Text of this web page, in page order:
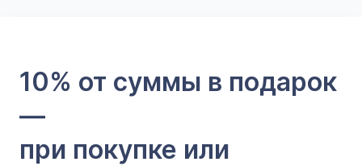
10% от суммы в подарок
—
при покупке или